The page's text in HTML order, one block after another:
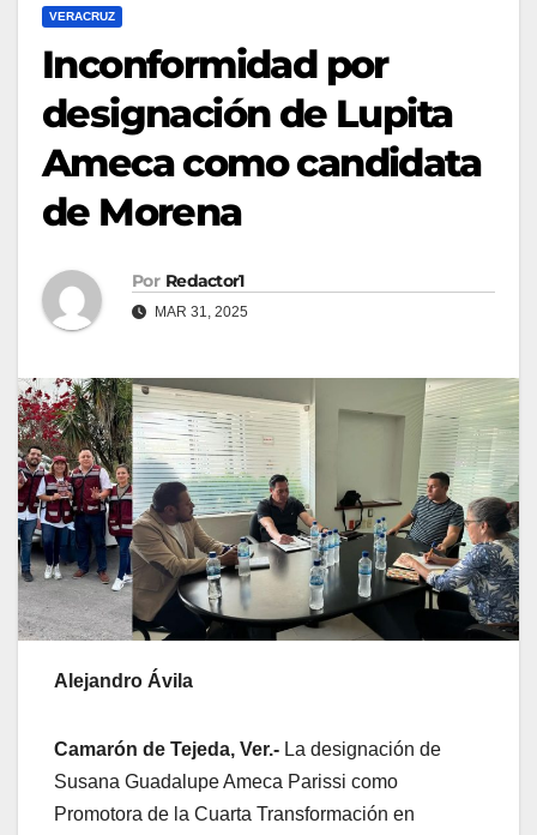
VERACRUZ
Inconformidad por
designación de Lupita
Ameca como candidata
de Morena
Por Redactor1
MAR 31, 2025
Alejandro Ávila
Camarón de Tejeda, Ver.- La designación de
Susana Guadalupe Ameca Parissi como
Promotora de la Cuarta Transformación en